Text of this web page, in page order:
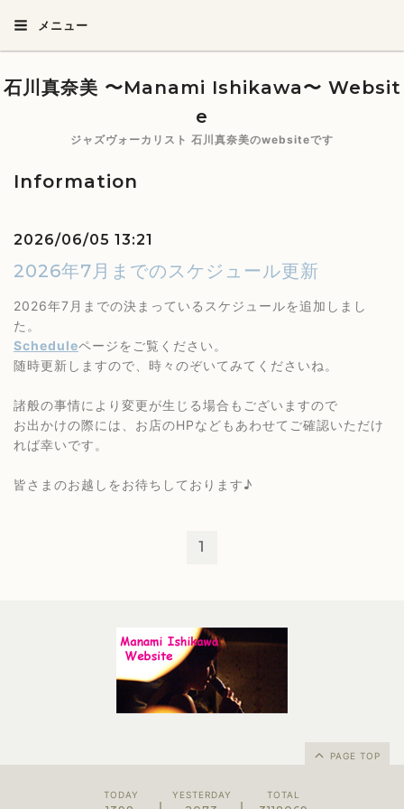
メニュー
石川真奈美 〜Manami Ishikawa〜 Websit
e
ジャズヴォーカリスト 石川真奈美のwebsiteです
Information
2026/06/05 13:21
2026年7月までのスケジュール更新
2026年7月までの決まっているスケジュールを追加しまし
た。
Scheduleページをご覧ください。
随時更新しますので、時々のぞいてみてくださいね。
諸般の事情により変更が生じる場合もございますので
お出かけの際には、お店のHPなどもあわせてご確認いただけ
れば幸いです。
皆さまのお越しをお待ちしております♪
1
PAGE TOP
TODAY YESTERDAY TOTAL